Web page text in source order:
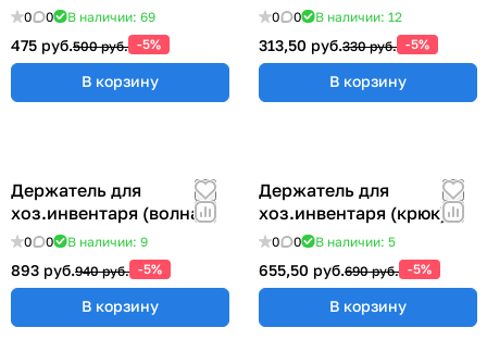
0 0 В наличии: 69
475 руб.500 руб. -5%
В корзину
0 0 В наличии: 12
313,50 руб.330 руб. -5%
В корзину
Держатель для
хоз.инвентаря (волна)
0 0 В наличии: 9
893 руб.940 руб. -5%
В корзину
Держатель для
хоз.инвентаря (крюк)
0 0 В наличии: 5
655,50 руб.690 руб. -5%
В корзину